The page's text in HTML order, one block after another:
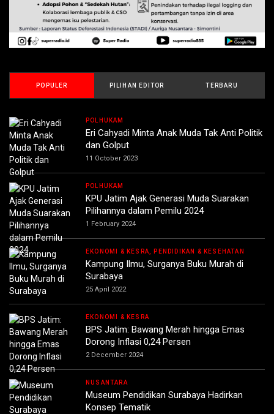
POPULER PILIHAN EDITOR TERBARU
POLHUKAM
Eri Cahyadi Minta Anak Muda Tak Anti Politik
dan Golput
11 October 2023
POLHUKAM
KPU Jatim Ajak Generasi Muda Suarakan
Pilihannya dalam Pemilu 2024
1 February 2024
EKONOMI & KESRA, PENDIDIKAN & KESEHATAN
Kampung Ilmu, Surganya Buku Murah di
Surabaya
25 April 2022
EKONOMI & KESRA
BPS Jatim: Bawang Merah hingga Emas
Dorong Inflasi 0,24 Persen
2 December 2024
NUSANTARA
Museum Pendidikan Surabaya Hadirkan
Konsep Tematik